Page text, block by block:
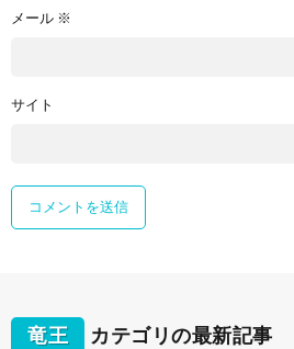
メール ※
サイト
竜王 カテゴリの最新記事